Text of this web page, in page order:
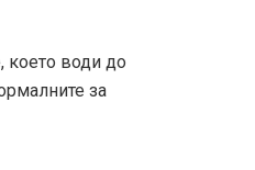
което води до
за